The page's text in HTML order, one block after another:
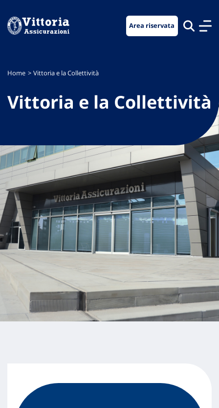
menu
contenuto
footer
Area riservata
Home Vittoria e la Collettività
Vittoria e la Collettività